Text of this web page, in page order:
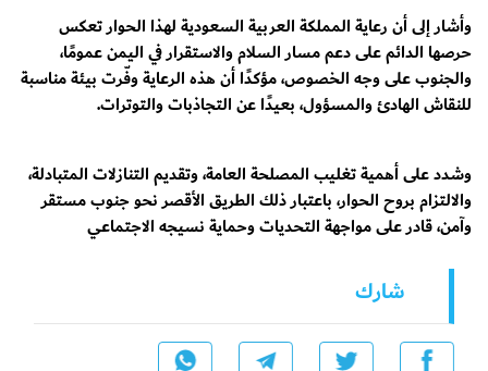
وأشار إلى أن رعاية المملكة العربية السعودية لهذا الحوار تعكس
حرصها الدائم على دعم مسار السلام والاستقرار في اليمن عمومًا،
والجنوب على وجه الخصوص، مؤكدًا أن هذه الرعاية وفّرت بيئة مناسبة
للنقاش الهادئ والمسؤول، بعيدًا عن التجاذبات والتوترات.
وشدد على أهمية تغليب المصلحة العامة، وتقديم التنازلات المتبادلة،
والالتزام بروح الحوار، باعتبار ذلك الطريق الأقصر نحو جنوب مستقر
وآمن، قادر على مواجهة التحديات وحماية نسيجه الاجتماعي
شارك